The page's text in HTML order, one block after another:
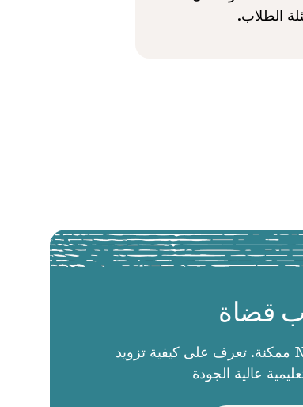
الطلاب.
قضاة
الحكام يجعلون مسابقة NHD ممكنة. تعرف على كيفية تزويد
عالية الجودة